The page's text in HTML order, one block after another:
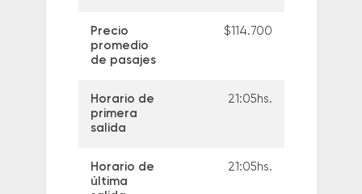
Precio
promedio
de pasajes
$114.700
Horario de
primera
salida
21:05hs.
Horario de
última
21:05hs.